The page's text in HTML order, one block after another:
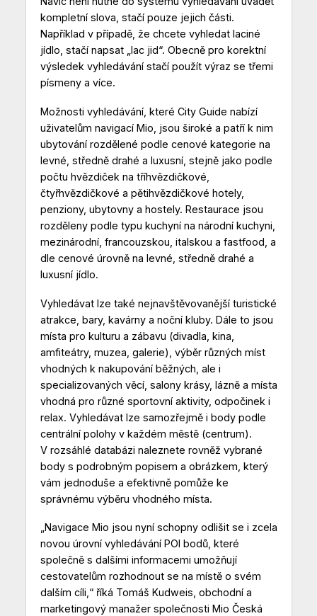
kompletní slova, stačí pouze jejich části.
Například v případě, že chcete vyhledat laciné
jídlo, stačí napsat „lac jid“. Obecně pro korektní
výsledek vyhledávání stačí použít výraz se třemi
písmeny a více.
Možnosti vyhledávání, které City Guide nabízí
uživatelům navigací Mio, jsou široké a patří k nim
ubytování rozdělené podle cenové kategorie na
levné, středně drahé a luxusní, stejně jako podle
počtu hvězdiček na tříhvězdičkové,
čtyřhvězdičkové a pětihvězdičkové hotely,
penziony, ubytovny a hostely. Restaurace jsou
rozděleny podle typu kuchyní na národní kuchyni,
mezinárodní, francouzskou, italskou a fastfood, a
dle cenové úrovně na levné, středně drahé a
luxusní jídlo.
Vyhledávat lze také nejnavštěvovanější turistické
atrakce, bary, kavárny a noční kluby. Dále to jsou
místa pro kulturu a zábavu (divadla, kina,
amfiteátry, muzea, galerie), výběr různých míst
vhodných k nakupování běžných, ale i
specializovaných věcí, salony krásy, lázně a místa
vhodná pro různé sportovní aktivity, odpočinek i
relax. Vyhledávat lze samozřejmě i body podle
centrální polohy v každém městě (centrum).
V rozsáhlé databázi naleznete rovněž vybrané
body s podrobným popisem a obrázkem, který
vám jednoduše a efektivně pomůže ke
správnému výběru vhodného místa.
„Navigace Mio jsou nyní schopny odlišit se i zcela
novou úrovní vyhledávání POI bodů, které
společně s dalšími informacemi umožňují
cestovatelům rozhodnout se na místě o svém
dalším cíli,“ říká Tomáš Kudweis, obchodní a
marketingový manažer společnosti Mio Česká